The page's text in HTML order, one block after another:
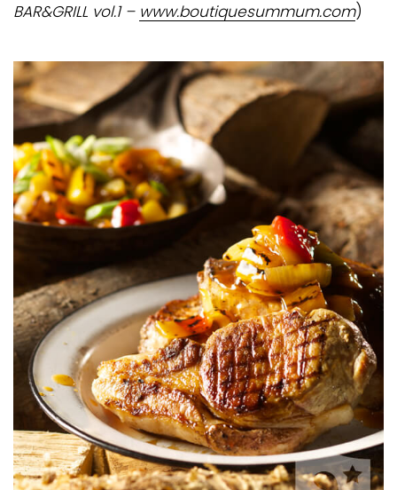
BAR&GRILL vol.1 – www.boutiquesummum.com)